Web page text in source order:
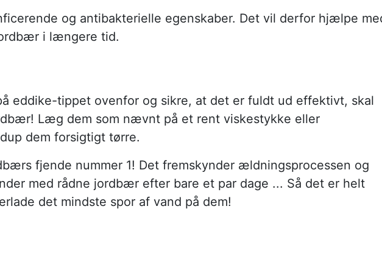
og antibakterielle egenskaber. Det vil derfor hjælpe
i længere tid.
eddike-tippet ovenfor og sikre, at det er fuldt ud effektivt, skal
Læg dem som nævnt på et rent viskestykke eller
dem forsigtigt tørre.
fjende nummer 1! Det fremskynder ældningsprocessen og
med rådne jordbær efter bare et par dage ... Så det er helt
det mindste spor af vand på dem!